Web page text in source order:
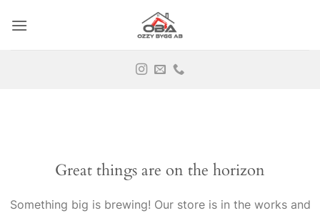
Great things are on the horizon
Something big is brewing! Our store is in the works and